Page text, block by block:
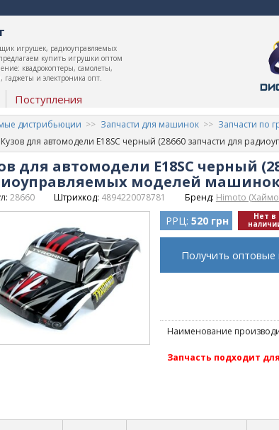
игрушек, радиоуправляемых
купить игрушки оптом
квадрокоптеры, самолеты,
и электроника опт.
Поступления
дистрибьюции Запчасти для машинок Запчасти по
Кузов для автомодели E18SC черный (28660 запчасти для
для автомодели E18SC черный
моделей
28660 Штрихкод: 4894220078781 Бренд: Himoto
РРЦ: 520 грн Нет в
Получить
Наименование
Запчасть подходит